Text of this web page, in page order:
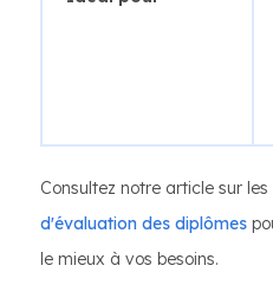
Consultez notre article sur les
d'évaluation des diplômes
le mieux à vos besoins.